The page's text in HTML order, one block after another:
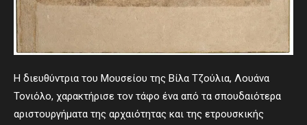
Η διευθύντρια του Μουσείου της Βίλα Τζούλια, Λουάνα
Τονιόλο, χαρακτήρισε τον τάφο ένα από τα σπουδαιότερα
αριστουργήματα της αρχαιότητας και της ετρουσκικής